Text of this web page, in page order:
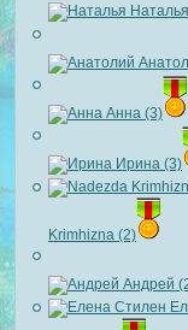
Анна (3)
Ирина (3)
Krimhizna (2)
Андрей